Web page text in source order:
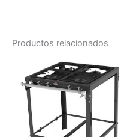
Productos relacionados